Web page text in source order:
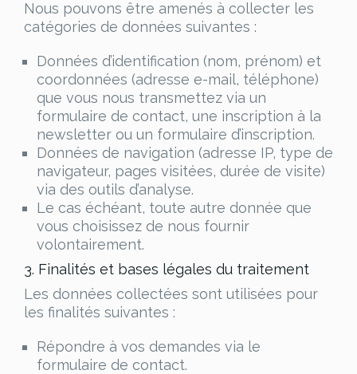
Nous pouvons être amenés à collecter les
catégories de données suivantes :
Données d’identification (nom, prénom) et
coordonnées (adresse e-mail, téléphone)
que vous nous transmettez via un
formulaire de contact, une inscription à la
newsletter ou un formulaire d’inscription.
Données de navigation (adresse IP, type de
navigateur, pages visitées, durée de visite)
via des outils d’analyse.
Le cas échéant, toute autre donnée que
vous choisissez de nous fournir
volontairement.
3. Finalités et bases légales du traitement
Les données collectées sont utilisées pour
les finalités suivantes :
Répondre à vos demandes via le
formulaire de contact.